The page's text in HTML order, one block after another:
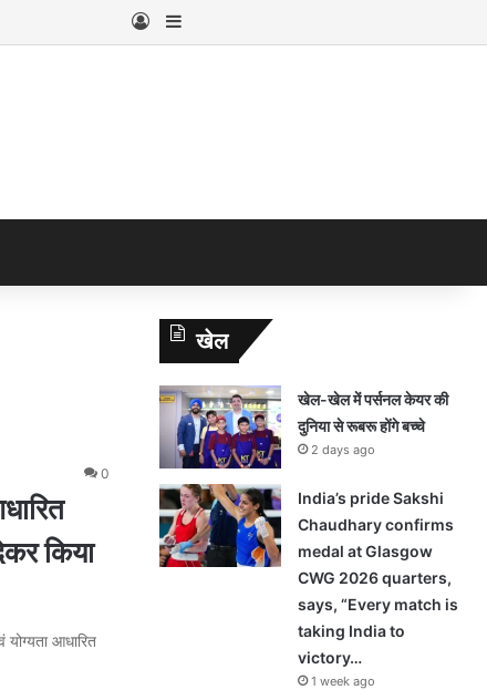
Log InSidebar
0
किया
योग्यता आधारित
खेल
खेल-खेल में पर्सनल केयर की
दुनिया से रूबरू होंगे बच्चे
2 days ago
India’s pride Sakshi
Chaudhary confirms
medal at Glasgow
CWG 2026 quarters,
says, “Every match is
taking India to
victory…
1 week ago